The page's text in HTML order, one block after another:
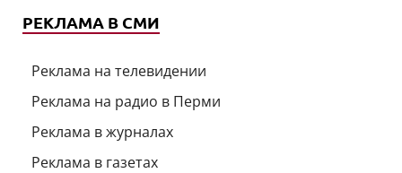
РЕКЛАМА В СМИ
Реклама на телевидении
Реклама на радио в Перми
Реклама в журналах
Реклама в газетах